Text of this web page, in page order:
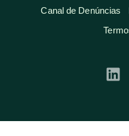
Canal de Denúncias